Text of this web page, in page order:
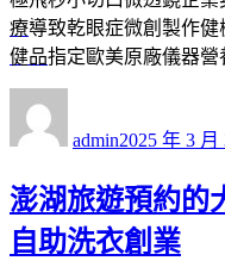
療導致乾眼症微創製作
健品指定歐美原廠儀器營
者
admin佈
期:
2025 年 3 月
澎湖旅遊預約的
自助洗衣創業